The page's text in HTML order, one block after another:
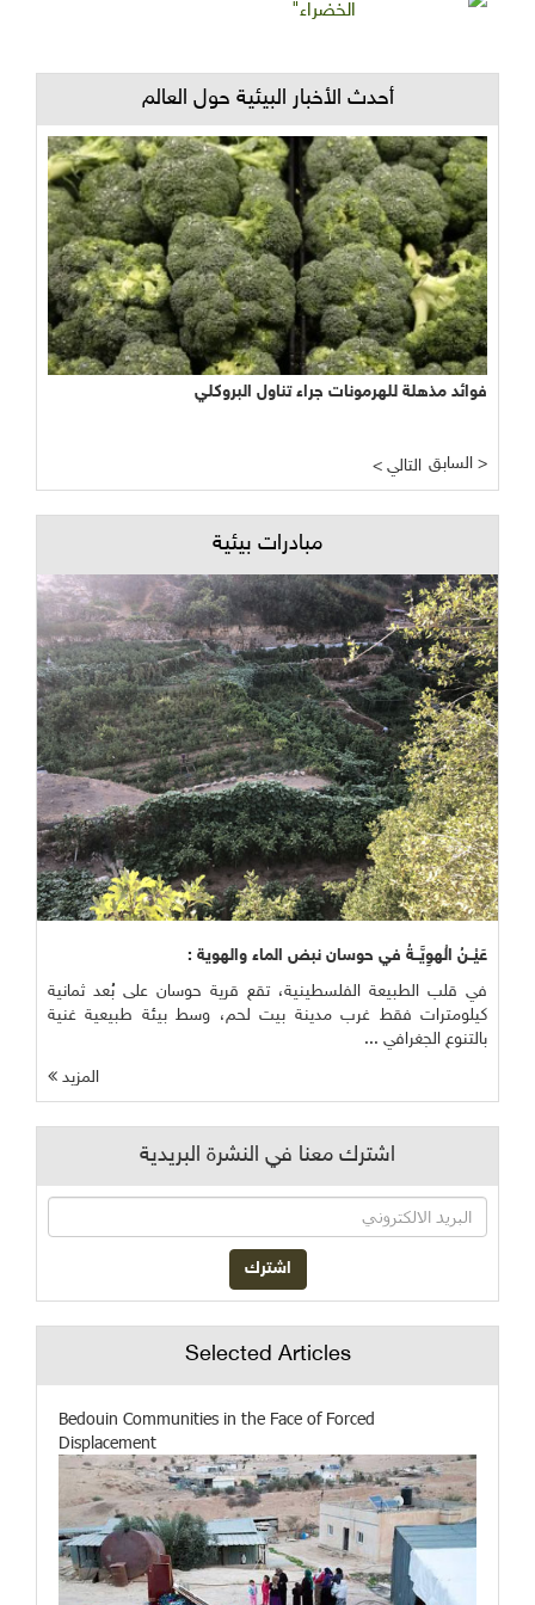
الخضراء"
أحدث الأخبار البيئية حول العالم
فوائد مذهلة للهرمونات جراء تناول البروكلي
< التالي السابق >
مبادرات بيئية
عَيْــنُ الْهوِيَّــةُ في حوسان نبض الماء والهوية :
في قلب الطبيعة الفلسطينية، تقع قرية حوسان على بُعد ثمانية
كيلومترات فقط غرب مدينة بيت لحم، وسط بيئة طبيعية غنية
بالتنوع الجغرافي ...
المزيد
اشترك معنا في النشرة البريدية
Selected Articles
Bedouin Communities in the Face of Forced
Displacement